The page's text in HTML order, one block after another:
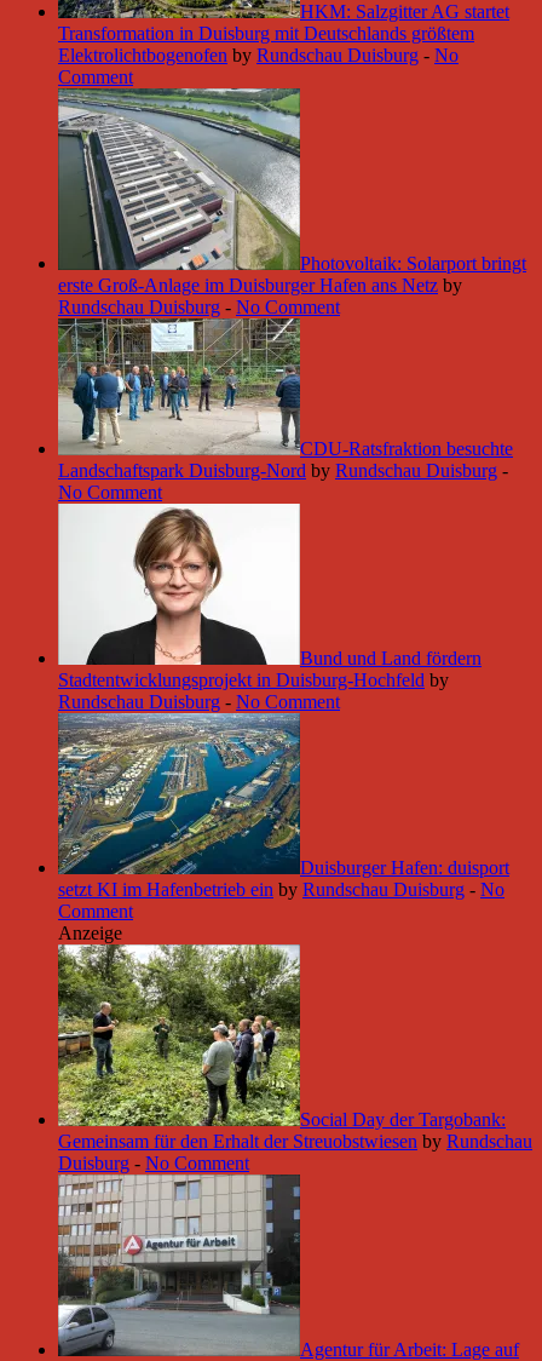
HKM: Salzgitter AG startet
Transformation in Duisburg mit Deutschlands größtem
Elektrolichtbogenofen by Rundschau Duisburg - No
Comment
Photovoltaik: Solarport bringt
erste Groß-Anlage im Duisburger Hafen ans Netz by
Rundschau Duisburg - No Comment
CDU-Ratsfraktion besuchte
Landschaftspark Duisburg-Nord by Rundschau Duisburg -
No Comment
Bund und Land fördern
Stadtentwicklungsprojekt in Duisburg-Hochfeld by
Rundschau Duisburg - No Comment
Duisburger Hafen: duisport
setzt KI im Hafenbetrieb ein by Rundschau Duisburg - No
Comment
Anzeige
Social Day der Targobank:
Gemeinsam für den Erhalt der Streuobstwiesen by Rundschau
Duisburg - No Comment
Agentur für Arbeit: Lage auf